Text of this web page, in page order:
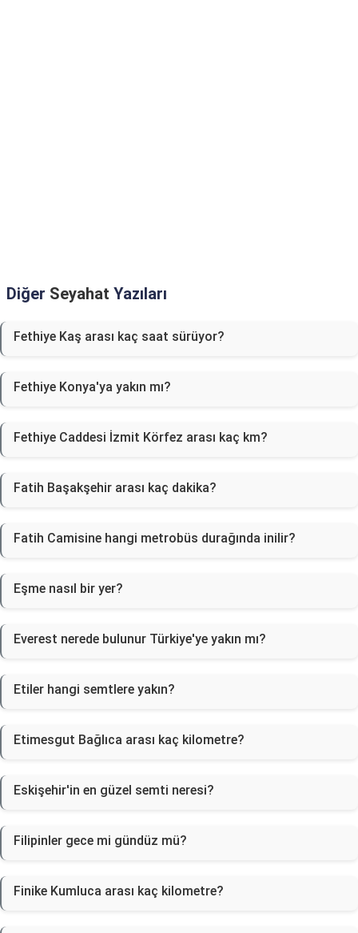
Diğer Seyahat Yazıları
Fethiye Kaş arası kaç saat sürüyor?
Fethiye Konya'ya yakın mı?
Fethiye Caddesi İzmit Körfez arası kaç km?
Fatih Başakşehir arası kaç dakika?
Fatih Camisine hangi metrobüs durağında inilir?
Eşme nasıl bir yer?
Everest nerede bulunur Türkiye'ye yakın mı?
Etiler hangi semtlere yakın?
Etimesgut Bağlıca arası kaç kilometre?
Eskişehir'in en güzel semti neresi?
Filipinler gece mi gündüz mü?
Finike Kumluca arası kaç kilometre?